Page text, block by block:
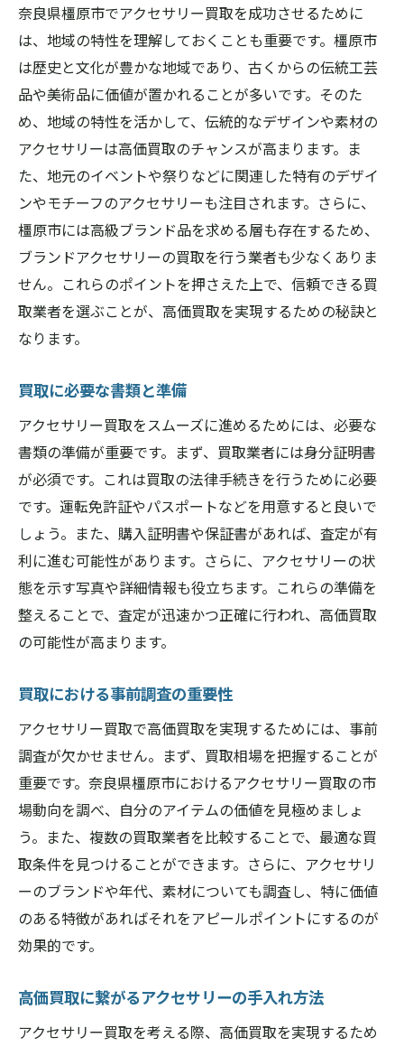
買取業者との信頼関係を築くためのコツ
橿原市のアクセサリー買取相場を知る重要性と
その調べ方
相場情報を得るための信頼できる方法
市場価格と買取価格の違いを理解する
橿原市の買取相場に影響を与える要因
リアルタイムでの相場チェックのコツ
相場情報を活用した賢い買取戦略
アクセサリーのブランド別相場分析
アクセサリー買取で損しないために橿原市での
注意点を解説
橿原市でのアクセサリー買取における法律
よくある買取トラブルとその対策
アクセサリーのコンディションに関する注
意点
買取時に注意すべき隠れた費用
奈良県橿原市でアクセサリーを高く売るための
秘訣
アクセサリーの価値を引き出すための工夫
高く売るためのアクセサリーのプレゼンテ
買取業者との価格交渉術
買取価格を上げるためのアクセサリーの保
管法
橿原市で高値取引を実現した事例
アクセサリーの市場価値を知るためのステ
ップ
アクセサリー買取の流れを把握しよう橿原市で
の成功例
初めての買取体験を成功に導くガイド
買取査定の流れと評価基準
アクセサリー買取成功例から学ぶポイント
奈良県橿原市でアクセサリー買取を成功させるために
は、地域の特性を理解しておくことも重要です。橿原市
は歴史と文化が豊かな地域であり、古くからの伝統工芸
品や美術品に価値が置かれることが多いです。そのた
め、地域の特性を活かして、伝統的なデザインや素材の
アクセサリーは高価買取のチャンスが高まります。ま
た、地元のイベントや祭りなどに関連した特有のデザイ
ンやモチーフのアクセサリーも注目されます。さらに、
橿原市には高級ブランド品を求める層も存在するため、
ブランドアクセサリーの買取を行う業者も少なくありま
せん。これらのポイントを押さえた上で、信頼できる買
取業者を選ぶことが、高価買取を実現するための秘訣と
なります。
買取に必要な書類と準備
アクセサリー買取をスムーズに進めるためには、必要な
書類の準備が重要です。まず、買取業者には身分証明書
が必須です。これは買取の法律手続きを行うために必要
です。運転免許証やパスポートなどを用意すると良いで
しょう。また、購入証明書や保証書があれば、査定が有
利に進む可能性があります。さらに、アクセサリーの状
態を示す写真や詳細情報も役立ちます。これらの準備を
整えることで、査定が迅速かつ正確に行われ、高価買取
の可能性が高まります。
買取における事前調査の重要性
アクセサリー買取で高価買取を実現するためには、事前
調査が欠かせません。まず、買取相場を把握することが
重要です。奈良県橿原市におけるアクセサリー買取の市
場動向を調べ、自分のアイテムの価値を見極めましょ
う。また、複数の買取業者を比較することで、最適な買
取条件を見つけることができます。さらに、アクセサリ
ーのブランドや年代、素材についても調査し、特に価値
のある特徴があればそれをアピールポイントにするのが
効果的です。
高価買取に繋がるアクセサリーの手入れ方法
アクセサリー買取を考える際、高価買取を実現するため